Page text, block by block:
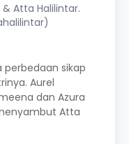
Atta Halilintar.
sikap
Aurel
dan Azura
Atta